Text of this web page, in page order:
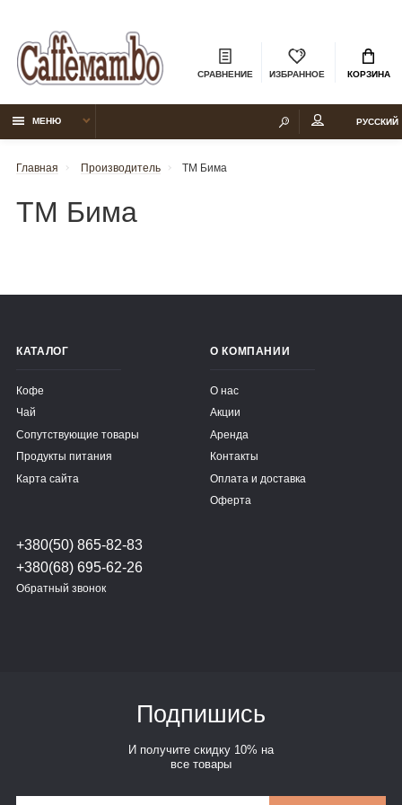
СРАВНЕНИЕ ИЗБРАННОЕ КОРЗИНА
МЕНЮ РУССКИЙ
Главная Производитель ТМ Бима
ТМ Бима
КАТАЛОГ
Кофе
Чай
Сопутствующие товары
Продукты питания
Карта сайта
О КОМПАНИИ
О нас
Акции
Аренда
Контакты
Оплата и доставка
Оферта
+380(50) 865-82-83
+380(68) 695-62-26
Обратный звонок
Подпишись
И получите скидку 10% на
все товары